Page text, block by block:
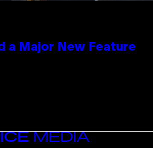
a Major New Feature